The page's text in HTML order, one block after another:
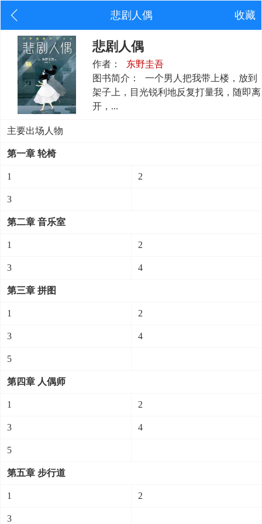
悲剧人偶 收藏
悲剧人偶
作者：
东野圭吾
图书简介：
一个男人把我带上楼，放到
架子上，目光锐利地反复打量我，随即离
开，...
主要出场人物
第一章 轮椅
1 2
3
第二章 音乐室
1 2
3 4
第三章 拼图
1 2
3 4
5
第四章 人偶师
1 2
3 4
5
第五章 步行道
1 2
3